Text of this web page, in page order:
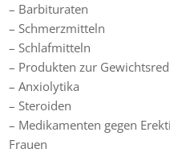
– Barbituraten
– Schmerzmitteln
– Schlafmitteln
– Produkten zur
– Anxiolytika
– Steroiden
– Medikamenten gegen
Frauen